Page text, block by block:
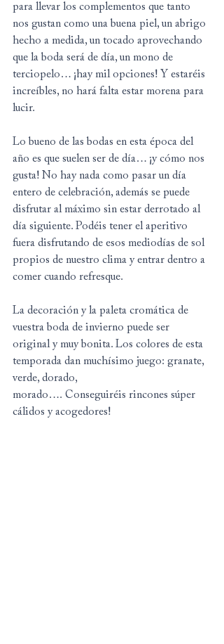
para llevar los complementos que tanto
nos gustan como una buena piel, un abrigo
hecho a medida, un tocado aprovechando
que la boda será de día, un mono de
terciopelo… ¡hay mil opciones! Y estaréis
increíbles, no hará falta estar morena para
lucir.
Lo bueno de las bodas en esta época del
año es que suelen ser de día… ¡y cómo nos
gusta! No hay nada como pasar un día
entero de celebración, además se puede
disfrutar al máximo sin estar derrotado al
día siguiente. Podéis tener el aperitivo
fuera disfrutando de esos mediodías de sol
propios de nuestro clima y entrar dentro a
comer cuando refresque.
La decoración y la paleta cromática de
vuestra boda de invierno puede ser
original y muy bonita. Los colores de esta
temporada dan muchísimo juego: granate,
verde, dorado,
morado…. Conseguiréis rincones súper
cálidos y acogedores!